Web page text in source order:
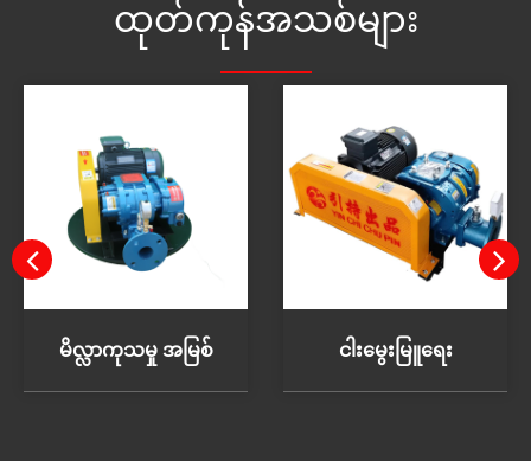
ထုတ်ကုန်အသစ်များ
မိလ္လာကုသမှု အမြစ်
များကို
ငါးမွေးမြူရေး
အတွက် Roots